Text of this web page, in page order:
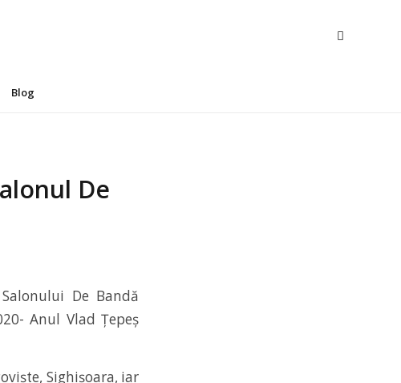
Blog
De
De Bandă
Anul Vlad Țepeș
Sighișoara, iar